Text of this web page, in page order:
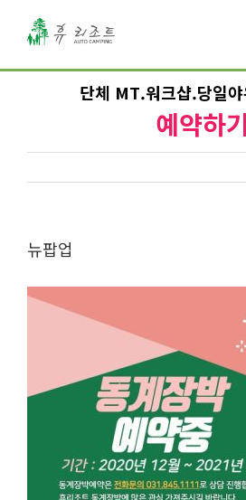
단체 MT.워크샵.당일
예약하기
뉴팝업